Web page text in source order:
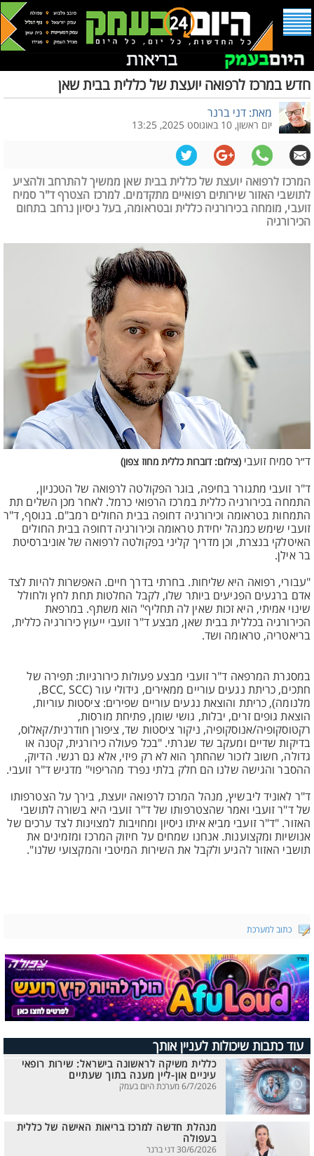
חדש במרכז לרפואה יועצת של כללית בבית שאן
מאת: דני ברנר
יום ראשון, 10 באוגוסט 2025, 13:25
המרכז לרפואה יועצת של כללית בבית שאן ממשיך להתרחב ולהציע
לתושבי האזור שירותים רפואיים מתקדמים. למרכז הצטרף ד"ר סמיח
זועבי, מומחה בכירורגיה כללית ובטראומה, בעל ניסיון נרחב בתחום
הכירורגיה
ד״ר סמיח זועבי (צילום: דוברות כללית מחוז צפון)
ד"ר זועבי מתגורר בחיפה, בוגר הפקולטה לרפואה של הטכניון,
התמחה בכירורגיה כללית במרכז הרפואי כרמל. לאחר מכן השלים תת
התמחות בטראומה וכירורגיה דחופה בבית החולים רמב"ם. בנוסף, ד"ר
זועבי שימש כמנהל יחידת טראומה וכירורגיה דחופה בבית החולים
האיטלקי בנצרת, וכן מדריך קליני בפקולטה לרפואה של אוניברסיטת
בר אילן.
"עבורי, רפואה היא שליחות. בחרתי בדרך חיים. האפשרות להיות לצד
אדם ברגעים הפגיעים ביותר שלו, לקבל החלטות תחת לחץ ולחולל
שינוי אמיתי, היא זכות שאין לה תחליף" הוא משתף. במרפאת
הכירורגיה בכללית בבית שאן, מבצע ד"ר זועבי ייעוץ כירורגיה כללית,
בריאטריה, טראומה ושד.
במסגרת המרפאה ד"ר זועבי מבצע פעולות כירורגיות: תפירה של
חתכים, כריתת נגעים עוריים ממאירים, גידולי עור (BCC, SCC,
מלנומה), כריתת והוצאת נגעים עוריים שפירים: ציסטות עוריות,
הוצאת גופים זרים, יבלות, גושי שומן, פתיחת מורסות,
רקטוסקופיה/אנוסקופיה, ניקור ציסטות שד, ציפורן חודרנית/קאלוס,
בדיקות שדיים ומעקב שד שגרתי. "בכל פעולה כירורגית, קטנה או
גדולה, חשוב לזכור שהחתך הוא לא רק פיזי, אלא גם רגשי. הדיוק,
ההסבר והגישה שלנו הם חלק בלתי נפרד מהריפוי" מדגיש ד"ר זועבי.
ד"ר לאוניד ליבשיץ, מנהל המרכז לרפואה יועצת, בירך על הצטרפותו
של ד"ר זועבי ואמר שהצטרפותו של ד"ר זועבי היא בשורה לתושבי
האזור. "ד"ר זועבי מביא איתו ניסיון ומחויבות למצוינות לצד ערכים של
אנושיות ומקצוענות. אנחנו שמחים על חיזוק המרכז ומזמינים את
תושבי האזור להגיע ולקבל את השירות המיטבי והמקצועי שלנו".
כתוב למערכת
עוד כתבות שיכולות לעניין אותך
כללית משיקה לראשונה בישראל: שירות רופאי
עיניים און-ליין מענה בתוך שעתיים
6/7/2026 מערכת היום בעמק
מנהלת חדשה למרכז בריאות האישה של כללית
בעפולה
30/6/2026 דני ברנר